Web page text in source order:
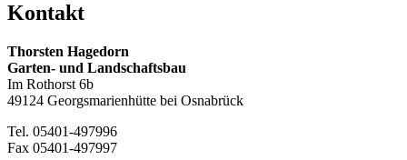
Kontakt
Thorsten Hagedorn
Garten- und Landschaftsbau
Im Rothorst 6b
49124 Georgsmarienhütte bei Osnabrück
Tel. 05401-497996
Fax 05401-497997